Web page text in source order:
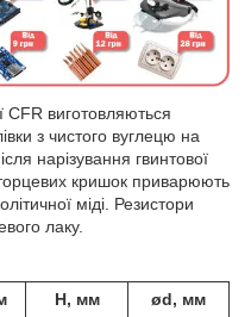
CFR виготовляються
з чистого вуглецю на
нарізування гвинтової
кришок приварюють
міді. Резистори
лаку.
H, мм
ød, мм